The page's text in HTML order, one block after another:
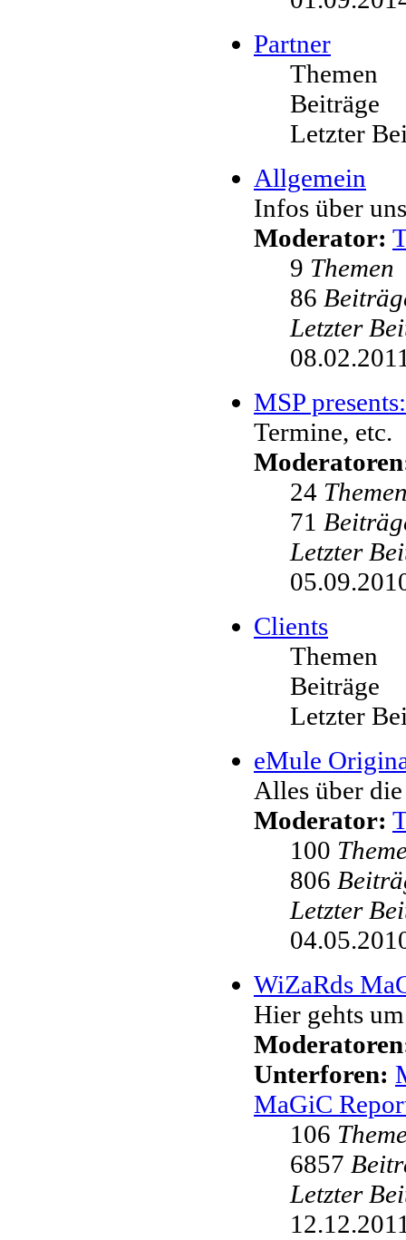
Partner
Themen
Beiträge
Letzter
Allgemein
Infos über
Moderator:
9 Themen
86
Letzter
MSP
Termine, etc.
24
71
Letzter
Clients
Themen
Beiträge
Letzter
eMule
Alles über
Moderator:
100
806
Letzter
WiZaRds
Hier gehts
Unterforen:
MaGiC
106
6857
Letzter